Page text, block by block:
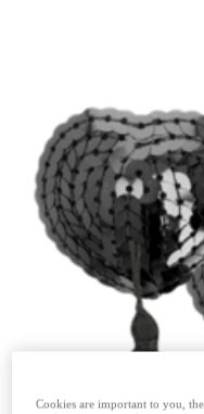
Cookies are important to you,